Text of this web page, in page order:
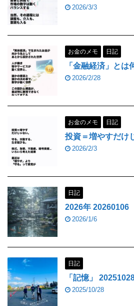
2026/3/3
お金のメモ 日記
「金融経済」とは
2026/2/28
お金のメモ 日記
投資＝増やすだけ
2026/2/3
日記
2026年 20260106
2026/1/6
日記
「記憶」
2025/10/28